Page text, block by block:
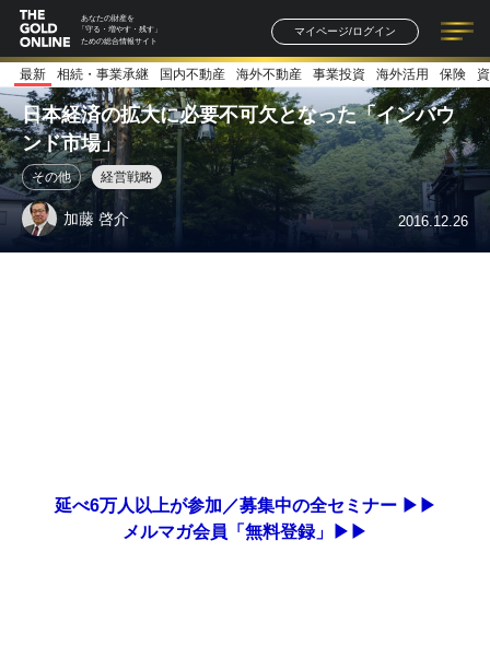
あなたの財産を
「守る・増やす・残す」
ための総合情報サイト
マイページ/ログイン
記事一覧 連載一覧
著者一覧 書籍一覧
最新 相続・事業承継 国内不動産 海外不動産 事業投資 海外活用 保険
日本経済の拡大に必要不可欠となった「インバウ
ンド市場」
その他 経営戦略
加藤 啓介 2016.12.26
延べ6万人以上が参加／募集中の全セミナー ▶▶
メルマガ会員「無料登録」▶▶